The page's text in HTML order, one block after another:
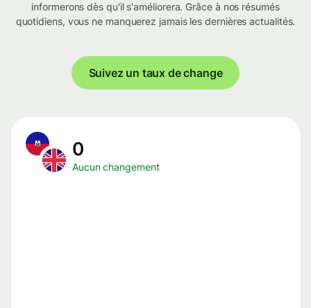
informerons dès qu'il s'améliorera. Grâce à nos résumés
quotidiens, vous ne manquerez jamais les dernières actualités.
Suivez un taux de change
0
Aucun changement